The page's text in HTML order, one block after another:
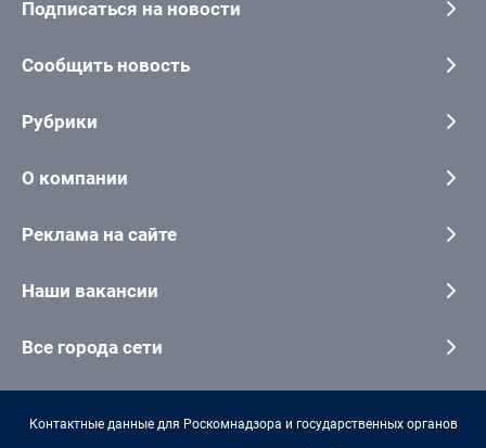
Подписаться на новости
Сообщить новость
Рубрики
О компании
Реклама на сайте
Наши вакансии
Все города сети
Контактные данные для Роскомнадзора и государственных органов